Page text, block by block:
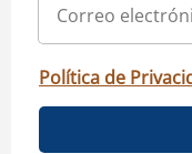
Política de